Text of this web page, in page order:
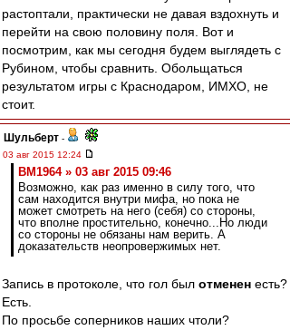
растоптали, практически не давая вздохнуть и
перейти на свою половину поля. Вот и
посмотрим, как мы сегодня будем выглядеть с
Рубином, чтобы сравнить. Обольщаться
результатом игры с Краснодаром, ИМХО, не
стоит.
Шульберт -
03 авг 2015 12:24
BM1964 » 03 авг 2015 09:46
Возможно, как раз именно в силу того, что
сам находится внутри мифа, но пока не
может смотреть на него (себя) со стороны,
что вполне простительно, конечно...Но люди
со стороны не обязаны нам верить. А
доказательств неопровержимых нет.
Запись в протоколе, что гол был отменен есть?
Есть.
По просьбе соперников наших чтоли?